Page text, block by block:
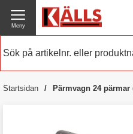
0476 - 214 80
Meny
Startsidan Pärmvagn 24 pärmar